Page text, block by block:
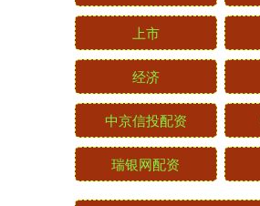
上市
经济
中京信投配资
瑞银网配资